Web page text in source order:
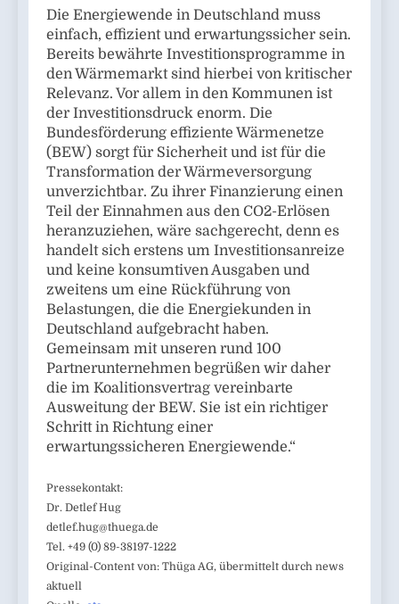
Die Energiewende in Deutschland muss
einfach, effizient und erwartungssicher sein.
Bereits bewährte Investitionsprogramme in
den Wärmemarkt sind hierbei von kritischer
Relevanz. Vor allem in den Kommunen ist
der Investitionsdruck enorm. Die
Bundesförderung effiziente Wärmenetze
(BEW) sorgt für Sicherheit und ist für die
Transformation der Wärmeversorgung
unverzichtbar. Zu ihrer Finanzierung einen
Teil der Einnahmen aus den CO2-Erlösen
heranzuziehen, wäre sachgerecht, denn es
handelt sich erstens um Investitionsanreize
und keine konsumtiven Ausgaben und
zweitens um eine Rückführung von
Belastungen, die die Energiekunden in
Deutschland aufgebracht haben.
Gemeinsam mit unseren rund 100
Partnerunternehmen begrüßen wir daher
die im Koalitionsvertrag vereinbarte
Ausweitung der BEW. Sie ist ein richtiger
Schritt in Richtung einer
erwartungssicheren Energiewende.“
Pressekontakt:
Dr. Detlef Hug
detlef.hug@thuega.de
Tel. +49 (0) 89-38197-1222
Original-Content von: Thüga AG, übermittelt durch news
aktuell